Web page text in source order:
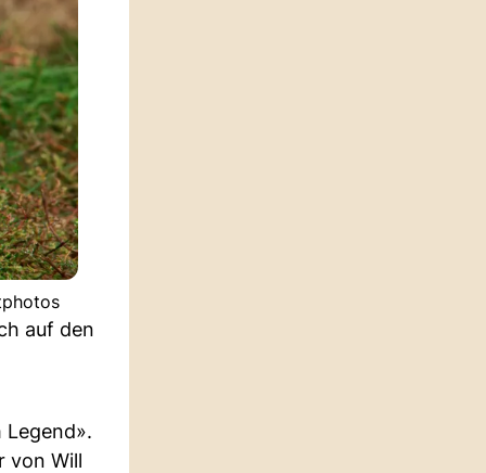
auf den
Legend».
von Will